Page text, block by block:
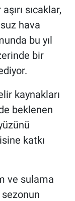
sıcaklar,
hava
bu yıl
bir
kaynakları
beklenen
katkı
ve sulama
sezonun